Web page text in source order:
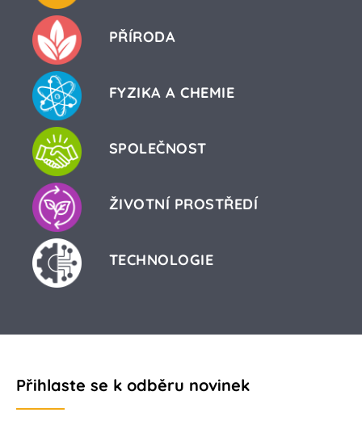
PŘÍRODA
FYZIKA A CHEMIE
SPOLEČNOST
ŽIVOTNÍ PROSTŘEDÍ
TECHNOLOGIE
Přihlaste se k odběru novinek